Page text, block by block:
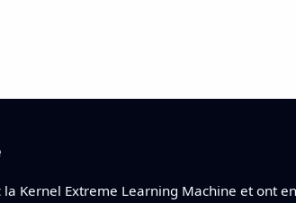
Kernel Extreme Learning Machine et ont